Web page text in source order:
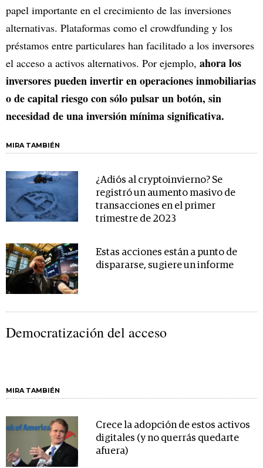
papel importante en el crecimiento de las inversiones
alternativas. Plataformas como el crowdfunding y los
préstamos entre particulares han facilitado a los inversores
el acceso a activos alternativos. Por ejemplo, ahora los
inversores pueden invertir en operaciones inmobiliarias
o de capital riesgo con sólo pulsar un botón, sin
necesidad de una inversión mínima significativa.
MIRA TAMBIÉN
¿Adiós al cryptoinvierno? Se
registró un aumento masivo de
transacciones en el primer
trimestre de 2023
Estas acciones están a punto de
dispararse, sugiere un informe
Democratización del acceso
MIRA TAMBIÉN
Crece la adopción de estos activos
digitales (y no querrás quedarte
afuera)